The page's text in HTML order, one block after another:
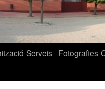
Serveis Fotografies